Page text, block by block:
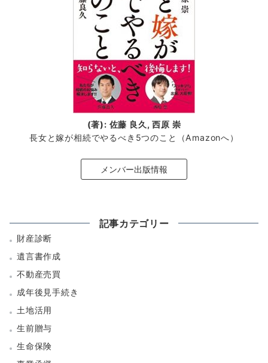
(著): 佐藤 良久, 西原 崇
長女と嫁が相続でやるべき5つのこと（Amazonへ）
メンバー出版情報
記事カテゴリー
財産診断
遺言書作成
不動産売買
成年後見手続き
土地活用
生前贈与
生命保険